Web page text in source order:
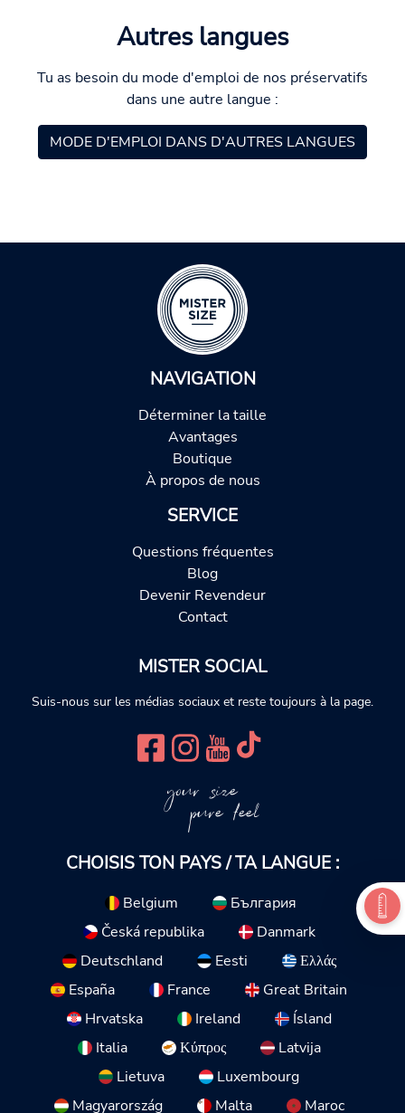
Autres langues
Tu as besoin du mode d'emploi de nos préservatifs
dans une autre langue :
MODE D'EMPLOI DANS D'AUTRES LANGUES
NAVIGATION
Déterminer la taille
Avantages
Boutique
À propos de nous
SERVICE
Questions fréquentes
Blog
Devenir Revendeur
Contact
MISTER SOCIAL
Suis-nous sur les médias sociaux et reste toujours à la page.
your size
pure feel
CHOISIS TON PAYS / TA LANGUE :
Belgium
България
Česká republika
Danmark
Deutschland
Eesti
Ελλάς
España
France
Great Britain
Hrvatska
Ireland
Ísland
Italia
Κύπρος
Latvija
Lietuva
Luxembourg
Magyarország
Malta Maroc